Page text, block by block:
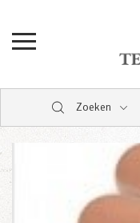
Zoeken